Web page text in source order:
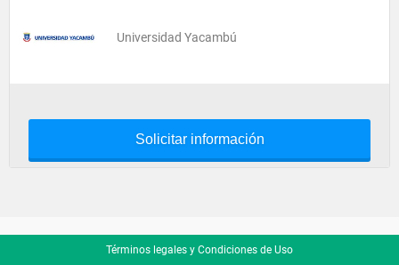
Universidad Yacambú
Solicitar información
Términos legales y Condiciones de Uso